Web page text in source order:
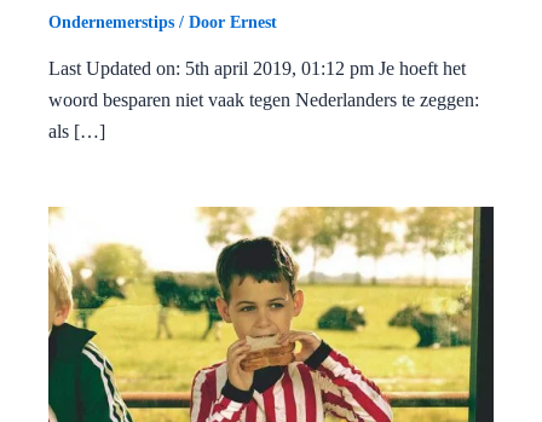
Ondernemerstips / Door Ernest
Last Updated on: 5th april 2019, 01:12 pm Je hoeft het
woord besparen niet vaak tegen Nederlanders te zeggen:
als […]